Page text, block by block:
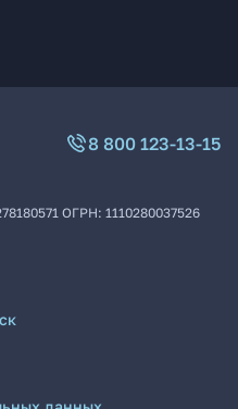
8 800 123-13-15
ОГРН: 1110280037526